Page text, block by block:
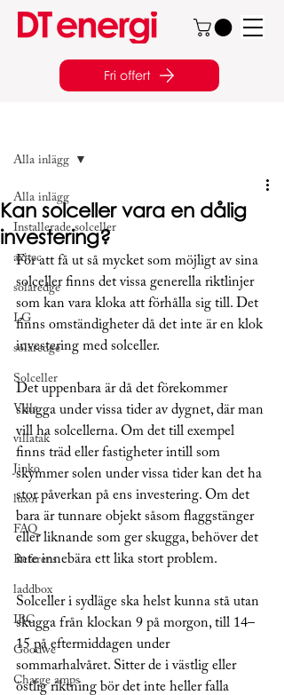
Fri offert
Alla inlägg
Installerade solceller
axitec
solaredge
LG
solaredge
Solceller
Villa
villatak
Jinko
luxor
FAQ
Referens
laddbox
IBC
Goodwe
Charge amps
Alla inlägg
Kan solceller vara en dålig
investering?
För att få ut så mycket som möjligt av sina
solceller finns det vissa generella riktlinjer
som kan vara kloka att förhålla sig till. Det
finns omständigheter då det inte är en klok
investering med solceller.
Det uppenbara är då det förekommer
skugga under vissa tider av dygnet, där man
vill ha solcellerna. Om det till exempel
finns träd eller fastigheter intill som
skymmer solen under vissa tider kan det ha
stor påverkan på ens investering. Om det
bara är tunnare objekt såsom flaggstänger
eller liknande som ger skugga, behöver det
inte innebära ett lika stort problem.
Solceller i sydläge ska helst kunna stå utan
skugga från klockan 9 på morgon, till 14–
15 på eftermiddagen under
sommarhalvåret. Sitter de i västlig eller
östlig riktning bör det inte heller falla